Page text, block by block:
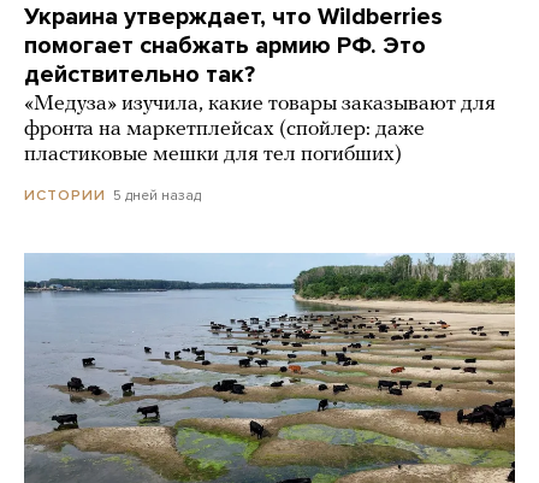
Украина утверждает, что Wildberries
помогает снабжать армию РФ. Это
действительно так?
«Медуза» изучила, какие товары заказывают для
фронта на маркетплейсах (спойлер: даже
пластиковые мешки для тел погибших)
ИСТОРИИ 5 дней назад